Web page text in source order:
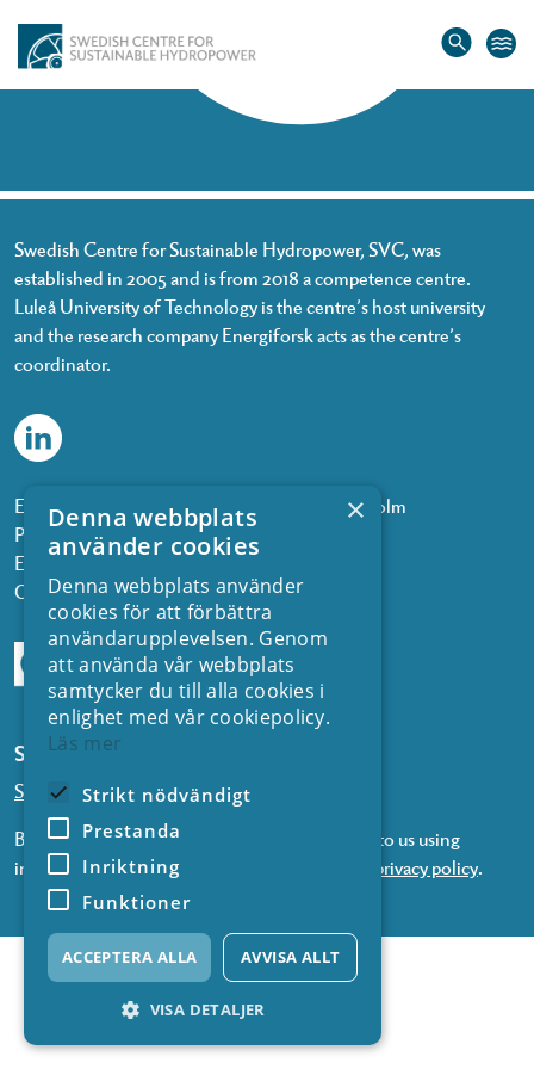
Swedish Centre for Sustainable Hydropower, SVC, was
established in 2005 and is from 2018 a competence centre.
Luleå University of Technology is the centre’s host university
and the research company Energiforsk acts as the centre’s
coordinator.
Energiforsk, Olof Palmes gata 11, 101 53 Stockholm
Phone: +468 677 25 30
Email:kontakt@energiforsk.se
Org.nr: 556974-2116
Subscribe to our newsletters
Subscribe to news from SVC
By subscribing to our newsletters, you consent to us using
information about you in accordance with our
privacy policy.
×
Denna webbplats
använder cookies
Denna webbplats använder
cookies för att förbättra
användarupplevelsen. Genom
att använda vår webbplats
samtycker du till alla cookies i
enlighet med vår cookiepolicy.
Läs mer
Strikt nödvändigt
Prestanda
Inriktning
Funktioner
ACCEPTERA ALLA AVVISA ALLT
VISA DETALJER